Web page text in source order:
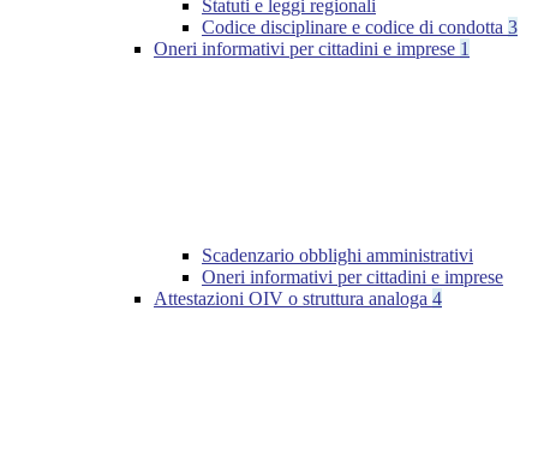
Statuti e leggi regionali
Codice disciplinare e codice di condotta 3
Oneri informativi per cittadini e imprese 1
Scadenzario obblighi amministrativi
Oneri informativi per cittadini e imprese
Attestazioni OIV o struttura analoga 4